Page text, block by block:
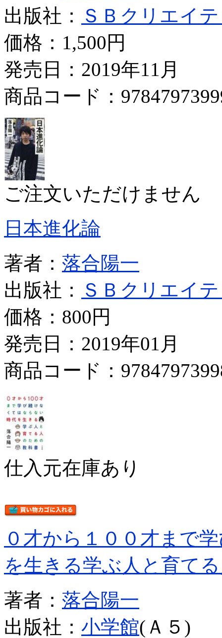
出版社：
ＳＢクリエイ
価格： 1,500円
発売日：2019年11月
商品コード：
ご注文いただけません
日本進化論
著者： 落合陽一
出版社：
ＳＢクリエイ
価格： 800円
発売日：2019年01月
商品コード：
仕入元在庫あり
０才から１００才まで
を生きる学ぶ人と育て
著者： 落合陽一
出版社： 小学館(Ａ５)